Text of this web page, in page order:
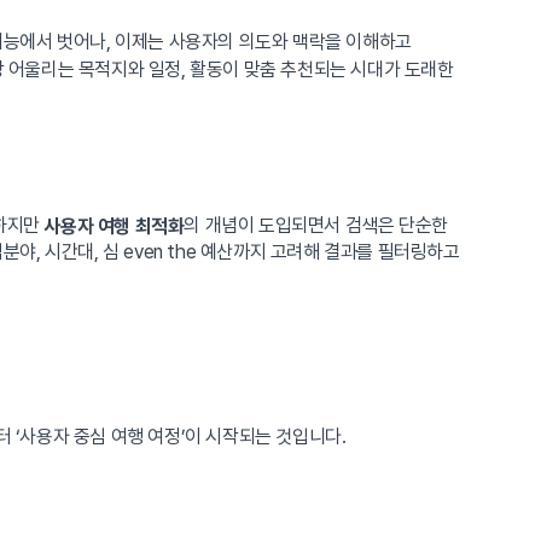
에서 벗어나, 이제는 사용자의 의도와 맥락을 이해하고
울리는 목적지와 일정, 활동이 맞춤 추천되는 시대가 도래한
지만사용자 여행 최적화의 개념이 도입되면서 검색은 단순한
야, 시간대, 심 even the 예산까지 고려해 결과를 필터링하고
사용자 중심 여행 여정’이 시작되는 것입니다.